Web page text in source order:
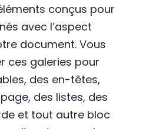
conçus pour
avec l’aspect
document. Vous
ces galeries pour
des en-têtes,
des listes, des
et tout autre bloc